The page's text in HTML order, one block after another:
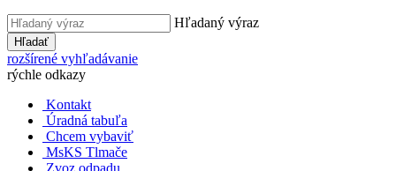
Hľadaný výraz
Hľadať
rozšírené vyhľadávanie
rýchle odkazy
Kontakt
Úradná tabuľa
Chcem vybaviť
MsKS Tlmače
Zvoz odpadu